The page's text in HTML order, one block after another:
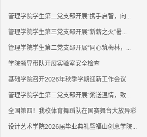
管理学院学生第二党支部开展“携手启智，向...
管理学院学生第三党支部开展“新薪之火”暑...
管理学院学生第二党支部开展“同心筑梅林，...
学院领导带队开展实验室安全检查
基础学院召开2026年秋季学期迎新工作会议
管理学院学生第二党支部开展“粥送温情，致...
全国第四！我校体育舞蹈队在国赛舞台大放异彩
设计艺术学院2026届毕业典礼暨福山创意学院...